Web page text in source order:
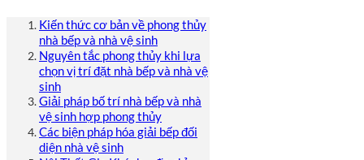
Kiến thức cơ bản về phong thủy
nhà bếp và nhà vệ sinh
Nguyên tắc phong thủy khi lựa
chọn vị trí đặt nhà bếp và nhà vệ
sinh
Giải pháp bố trí nhà bếp và nhà
vệ sinh hợp phong thủy
Các biện pháp hóa giải bếp đối
diện nhà vệ sinh